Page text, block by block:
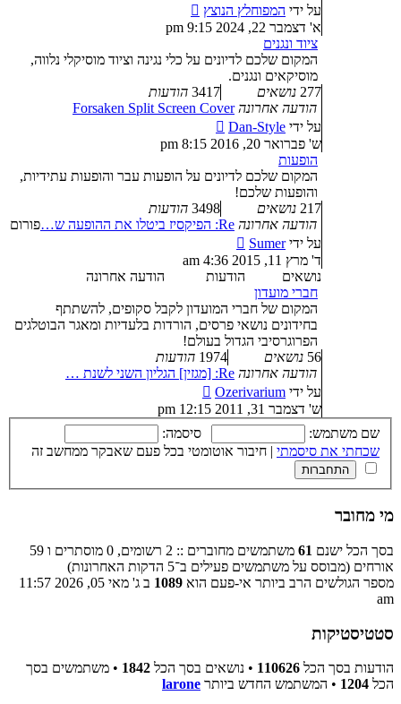
על ידי המפוחלץ הנוצץ
בהודעה
האחרונה
א' דצמבר 22, 2024 9:15 pm
ציוד ונגנים
המקום שלכם לדיונים על כלי נגינה וציוד מוסיקלי נלווה,
מוסיקאים ונגנים.
277 נושאים 3417 הודעות
הודעה אחרונה Forsaken Split Screen Cover
על ידי Dan-Style
בהודעה
ש' פברואר 20, 2016 8:15 pm
הופעות
המקום שלכם לדיונים על הופעות עבר והופעות עתידיות,
והופעות שלכם!
217 נושאים 3498 הודעות
הודעה אחרונה Re: הפיקסיז ביטלו את ההופעה ש…
על ידיSumer
בהודעה
האחרונה
ד' מרץ 11, 2015 4:36 am
פורום
נושאים הודעות
הודעה אחרונה
חברי מועדון
המקום של חברי המועדון לקבל סקופים, להשתתף
בחידונים נושאי פרסים, הורדות בלעדיות ומאגר הבוטלגים
הפרוגרסיבי הגדול בעולם!
56 נושאים 1974 הודעות
הודעה אחרונה Re: [מגזין] הגליון השני לשנת …
על ידי Ozerivarium
בהודעה
האחרונה
ש' דצמבר 31, 2011 12:15 pm
שם משתמש:
סיסמה:
שכחתי את סיסמתי | חיבור אוטומטי בכל פעם שאבקר ממחשב זה
מי מחובר
בסך הכל ישנם 61
משתמשים מחוברים :: 2 רשומים, 0 מוסתרים ו 59
אורחים (מבוסס על משתמשים פעילים ב־5 הדקות האחרונות)
מספר הגולשים הרב ביותר אי-פעם הוא 1089
ב ג' מאי 05, 2026 11:57
am
סטטיסטיקות
הודעות בסך הכל 110626 • נושאים בסך הכל 1842 • משתמשים בסך
הכל 1204 • המשתמש החדש ביותר larone